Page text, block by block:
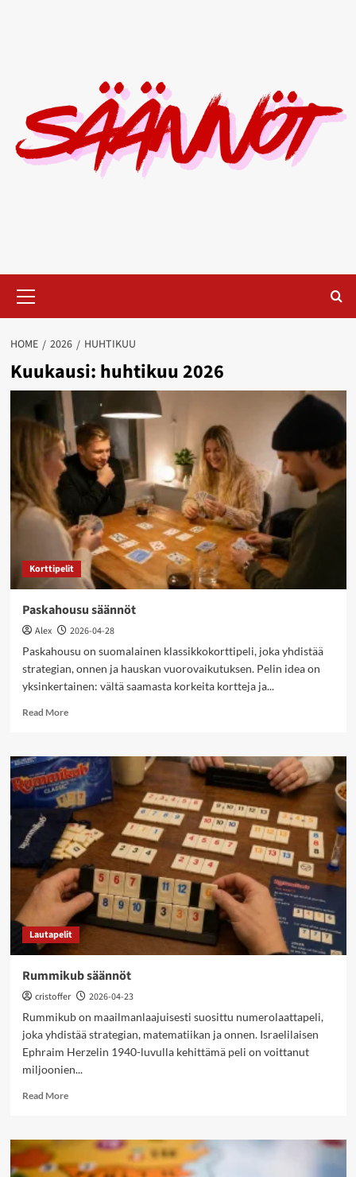
Menu
HOME 2026 HUHTIKUU
Kuukausi: huhtikuu 2026
Korttipelit
Paskahousu säännöt
Alex
2026-04-28
Paskahousu on suomalainen klassikkokorttipeli, joka yhdistää
strategian, onnen ja hauskan vuorovaikutuksen. Pelin idea on
yksinkertainen: vältä saamasta korkeita kortteja ja...
Read MoreRead
Paskahousu
säännöt
Lautapelit
Rummikub säännöt
cristoffer
2026-04-23
Rummikub on maailmanlaajuisesti suosittu numerolaattapeli,
joka yhdistää strategian, matematiikan ja onnen. Israelilaisen
Ephraim Herzelin 1940-luvulla kehittämä peli on voittanut
miljoonien...
Read MoreRead
Rummikub
säännöt